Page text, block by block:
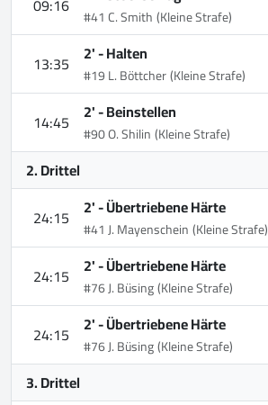
09:16 #41 C. Smith(Kleine Strafe)
13:35 2' -Halten
#19 L. Böttcher(Kleine Strafe)
14:45 2' -Beinstellen
#90 O. Shilin(Kleine Strafe)
2. Drittel
24:15 2' -Übertriebene Härte
#41 J. Mayenschein(Kleine Strafe)
24:15 2' -Übertriebene Härte
#76 J. Büsing(Kleine Strafe)
24:15 2' -Übertriebene Härte
#76 J. Büsing(Kleine Strafe)
3. Drittel